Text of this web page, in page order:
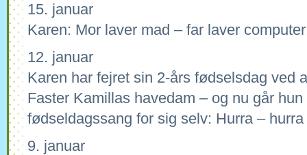
15. januar
Karen: Mor laver mad – far laver
12. januar
Karen har fejret sin 2-års fødselsdag ved
Faster Kamillas havedam – og nu går
fødseldagssang for sig selv: Hurra –
9. januar